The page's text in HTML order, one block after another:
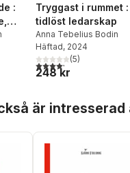
:
gör
antal röster:
Tryggast i rummet
tidlöst ledarskap
Anna Tebelius Bodin
Häftad, 2024
4,2utav 5 stjärnor.
(5)
248 kr
är intresserad